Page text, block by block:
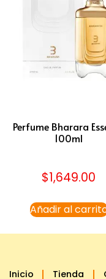
Perfume Bharara
100ml
$1,649.00
Añadir al
Inicio Tienda